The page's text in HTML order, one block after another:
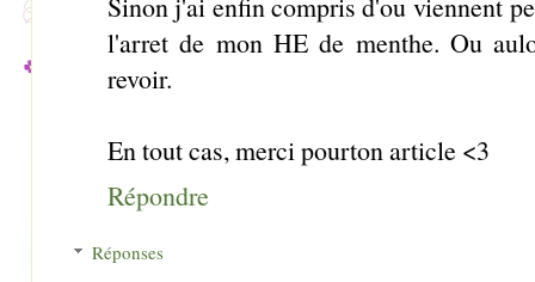
l'arret de mon HE de menthe. Ou
revoir.
En tout cas, merci pourton article <3
Répondre
Réponses